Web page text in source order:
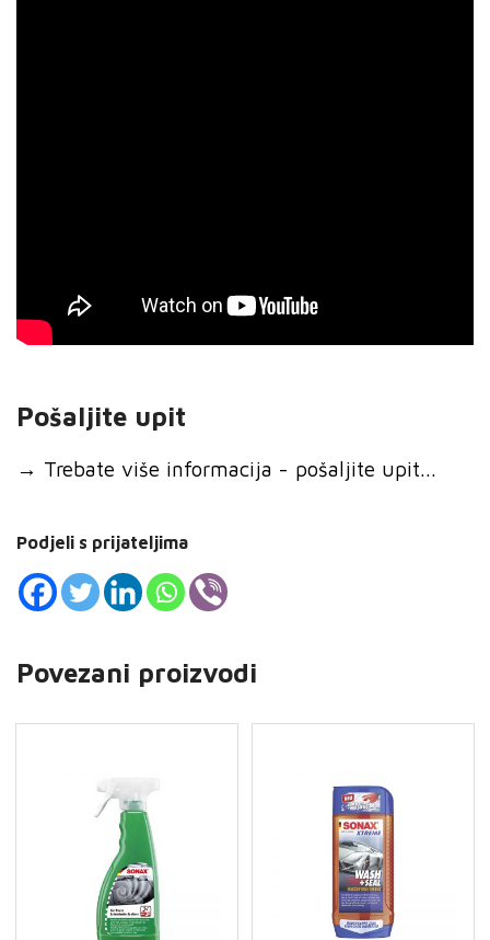
Pošaljite upit
→ Trebate više informacija - pošaljite upit...
Podjeli s prijateljima
Povezani proizvodi